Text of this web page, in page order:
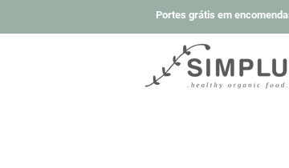
Portes grátis em